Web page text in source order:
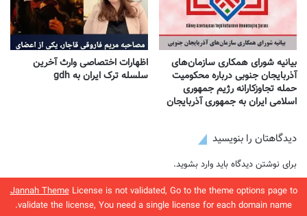
Jannah ThemeLicense is not validated, Go to the theme options page to
validate the license, You need a single license for each domain name.
بیانیه شورای همکاری سازمان‌های
آذربایجان جنوبی درباره محکومیت
حمله تجاوزکارانه رژیم جمهوری
اسلامی ایران به جمهوری آذربایجان
اظهارات اختصاصی وارث آخرین
سلسله ترک ایران به gdh
دیدگاهتان را بنویسید
برای نوشتن دیدگاه باید وارد بشوید.